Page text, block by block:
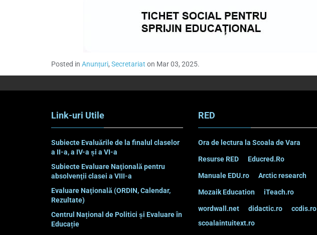
Posted in Anunțuri, Secretariat on Mar 03, 2025.
Link-uri Utile
Subiecte Evaluările de la finalul claselor
a II-a, a IV-a și a VI-a
Subiecte Evaluare Naţională pentru
absolvenţii clasei a VIII-a
Evaluare Naţională (ORDIN, Calendar,
Rezultate)
Centrul Național de Politici și Evaluare în
Educație
RED
Ora de lectura la Scoala de Vara
Resurse RED Educred.Ro
Manuale EDU.ro Arctic research
Mozaik Education iTeach.ro
wordwall.net didactic.ro
ccdis.ro
scoalaintuitext.ro